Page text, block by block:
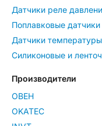
Датчики реле
Поплавковые датчики
Датчики температуры
Силиконовые и
Производители
ОВЕН
OKATEC